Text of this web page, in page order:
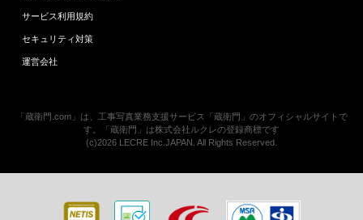
サービス利用規約
セキュリティ対策
運営会社
「蔵衛門.com」は、工事写真業務支援サービス「蔵衛門」のオフィシャルサイトで
す。「蔵衛門」は株式会社ルクレの登録商標です
(c)2026 LECRE Inc.JAPAN. All Rights Reserved.